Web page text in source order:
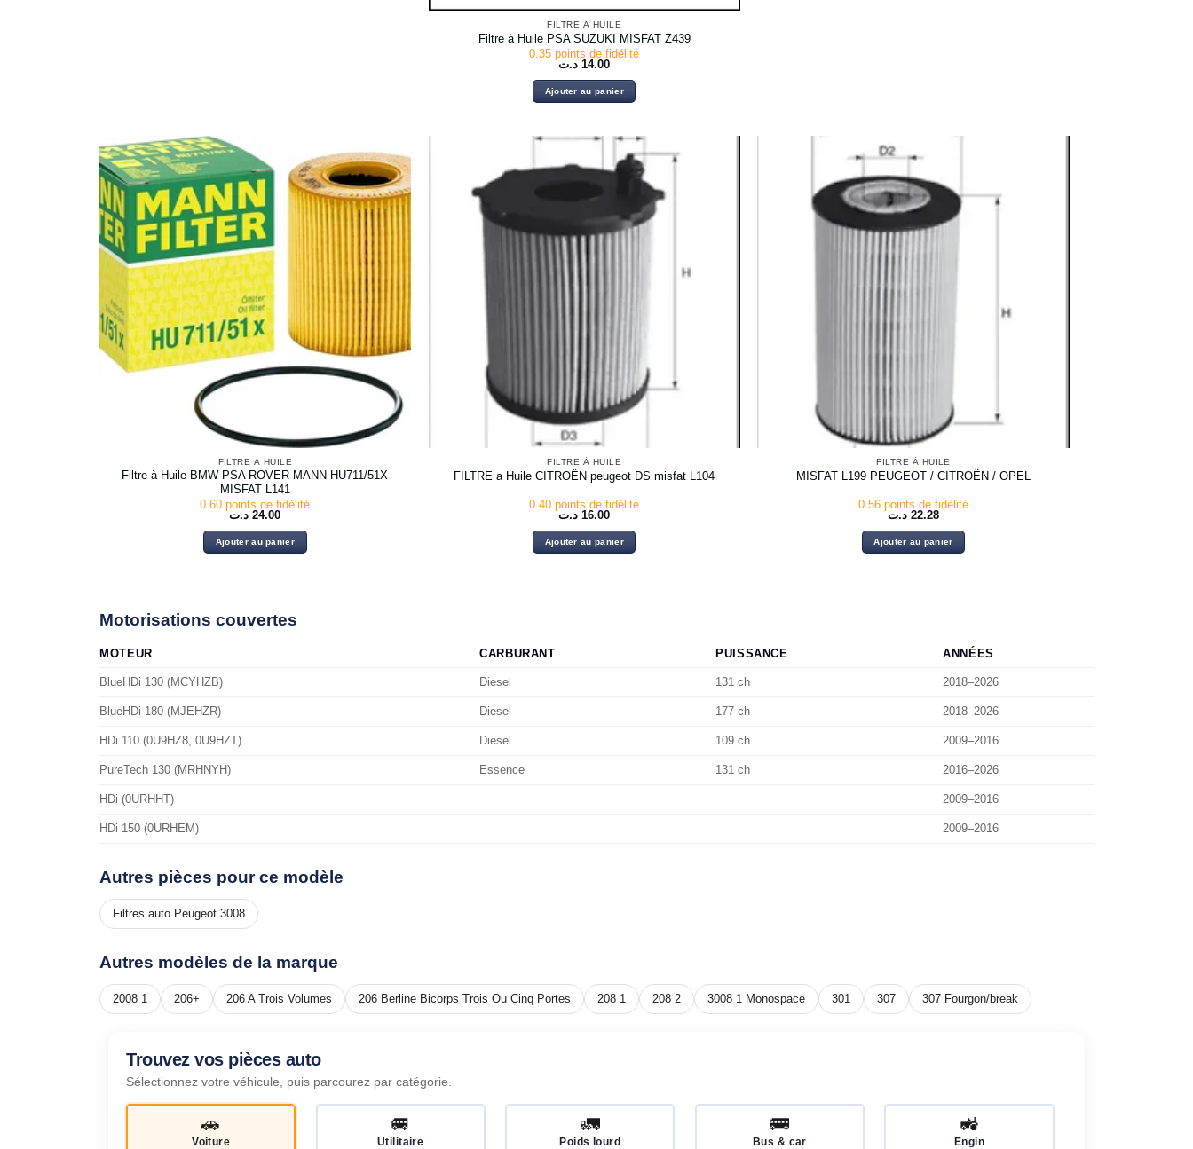
FILTRE À HUILE
Filtre à Huile PSA SUZUKI MISFAT Z439
0.35 points de fidélité
14.00 د.ت
Ajouter au panier
FILTRE À HUILE
Filtre à Huile BMW PSA ROVER MANN HU711/51X
MISFAT L141
0.60 points de fidélité
24.00 د.ت
Ajouter au panier
FILTRE À HUILE
FILTRE a Huile CITROËN peugeot DS misfat L104
0.40 points de fidélité
16.00 د.ت
Ajouter au panier
FILTRE À HUILE
MISFAT L199 PEUGEOT / CITROËN / OPEL
0.56 points de fidélité
22.28 د.ت
Ajouter au panier
Motorisations couvertes
MOTEUR CARBURANT PUISSANCE ANNÉES
BlueHDi 130 (MCYHZB) Diesel 131 ch 2018–2026
BlueHDi 180 (MJEHZR) Diesel 177 ch 2018–2026
HDi 110 (0U9HZ8, 0U9HZT) Diesel 109 ch 2009–2016
PureTech 130 (MRHNYH) Essence 131 ch 2016–2026
HDi (0URHHT) 2009–2016
HDi 150 (0URHEM) 2009–2016
Autres pièces pour ce modèle
Filtres auto Peugeot 3008
Autres modèles de la marque
2008 1 206+ 206 A Trois Volumes 206 Berline Bicorps Trois Ou Cinq Portes 208 1 208 2 3008 1 Monospace 301 307 307 Fourgon/break
Trouvez vos pièces auto
Sélectionnez votre véhicule, puis parcourez par catégorie.
🚗
Voiture
🚐
Utilitaire
🚛
Poids lourd
🚌
Bus & car
🚜
Engin